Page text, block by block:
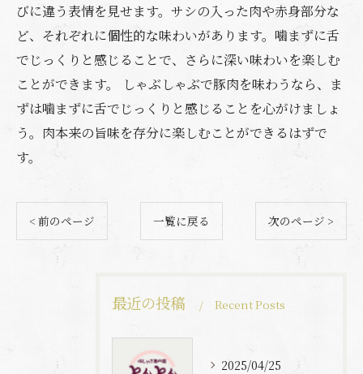
びに違う表情を見せます。サシの入った肉や赤身部分な
ど、それぞれに個性的な味わいがあります。噛まずに舌
でじっくりと感じることで、さらに深い味わいを楽しむ
ことができます。 しゃぶしゃぶで豚肉を味わうなら、ま
ずは噛まずに舌でじっくりと感じることを心がけましょ
う。肉本来の旨味を存分に楽しむことができるはずで
す。
< 前のページ 一覧に戻る 次のページ >
最近の投稿 Recent Posts
2025/04/25